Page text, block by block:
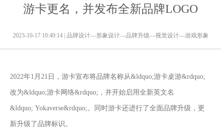
游卡更名，并发布全新品牌LOGO
2023-10-17 10:40:14| 品牌设计—形象设计—品牌升级—视觉设计—游戏形象
2022年1月21日，游卡宣布将品牌名称从&ldquo;游卡桌游&rdquo;
改为&ldquo;游卡网络&rdquo;，并开始启用全新英文名
&ldquo; Yokaverse&rdquo;。同时游卡还进行了全面品牌升级，更
新升级了品牌标识。